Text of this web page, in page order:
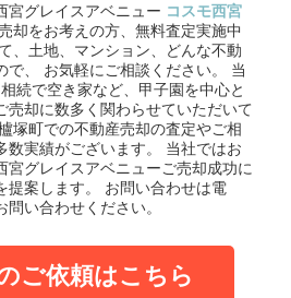
宮グレイスアベニュー コスモ西宮
却をお考えの方、無料査定実施中
、土地、マンション、どんな不動
、 お気軽にご相談ください。
当
続で空き家など、甲子園を中心と
売却に数多く関わらせていただいて
塚町での不動産売却の査定やご相
実績がございます。
当社ではお
宮グレイスアベニューご売却成功に
案します。
お問い合わせは電
い合わせください。
ご依頼はこちら